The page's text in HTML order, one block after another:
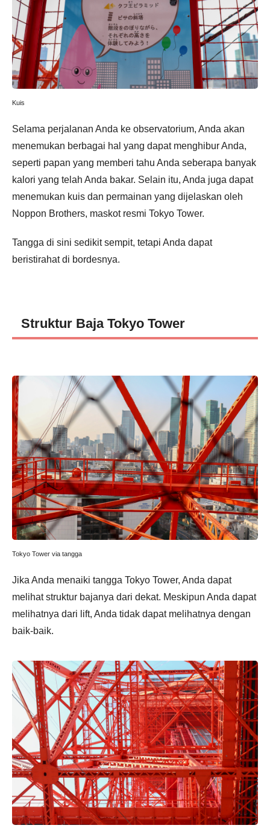
Kuis
Selama perjalanan Anda ke observatorium, Anda akan
menemukan berbagai hal yang dapat menghibur Anda,
seperti papan yang memberi tahu Anda seberapa banyak
kalori yang telah Anda bakar. Selain itu, Anda juga dapat
menemukan kuis dan permainan yang dijelaskan oleh
Noppon Brothers, maskot resmi Tokyo Tower.
Tangga di sini sedikit sempit, tetapi Anda dapat
beristirahat di bordesnya.
Struktur Baja Tokyo Tower
Tokyo Tower via tangga
Jika Anda menaiki tangga Tokyo Tower, Anda dapat
melihat struktur bajanya dari dekat. Meskipun Anda dapat
melihatnya dari lift, Anda tidak dapat melihatnya dengan
baik-baik.